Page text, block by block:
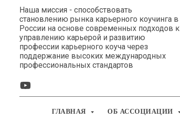
Наша миссия - способствовать
становлению рынка карьерного коучинга в
России на основе современных подходов к
управлению карьерой и развитию
профессии карьерного коуча через
поддержание высоких международных
профессиональных стандартов
ГЛАВНАЯ ОБ АССОЦИАЦИИ